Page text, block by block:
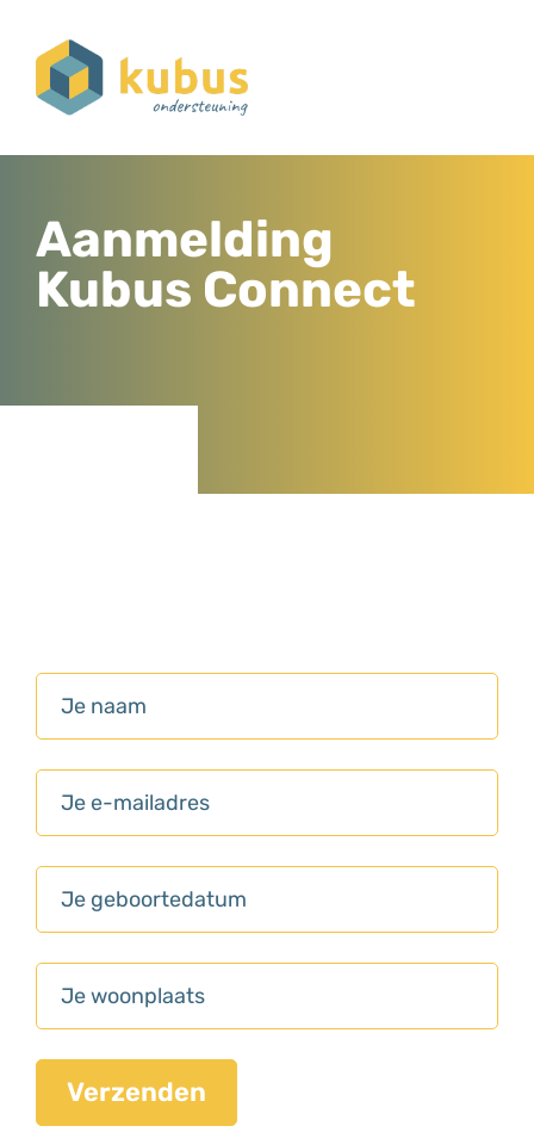
Aanmelding
Kubus Connect